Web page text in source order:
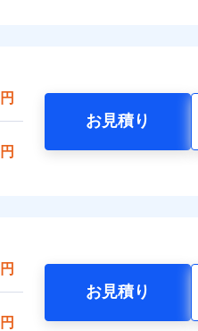
円
円
お見積り
円
円
お見積り